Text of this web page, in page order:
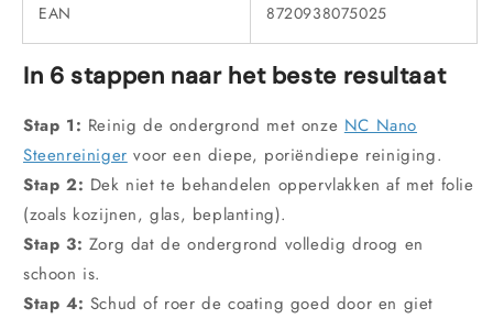
EAN 8720938075025
In 6 stappen naar het beste resultaat
Stap 1: Reinig de ondergrond met onze NC Nano
Steenreiniger voor een diepe, poriëndiepe reiniging.
Stap 2: Dek niet te behandelen oppervlakken af met folie
(zoals kozijnen, glas, beplanting).
Stap 3: Zorg dat de ondergrond volledig droog en
schoon is.
Stap 4: Schud of roer de coating goed door en giet